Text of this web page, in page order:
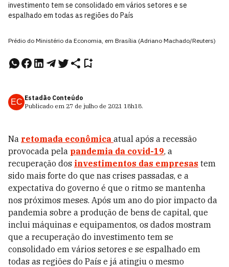
investimento tem se consolidado em vários setores e se
espalhado em todas as regiões do País
Prédio do Ministério da Economia, em Brasília (Adriano Machado/Reuters)
EC Estadão Conteúdo
Publicado em 27 de julho de 2021 18h18.
Na retomada econômica atual após a recessão
provocada pela pandemia da covid-19, a
recuperação dos investimentos das empresas tem
sido mais forte do que nas crises passadas, e a
expectativa do governo é que o ritmo se mantenha
nos próximos meses. Após um ano do pior impacto da
pandemia sobre a produção de bens de capital, que
inclui máquinas e equipamentos, os dados mostram
que a recuperação do investimento tem se
consolidado em vários setores e se espalhado em
todas as regiões do País e já atingiu o mesmo